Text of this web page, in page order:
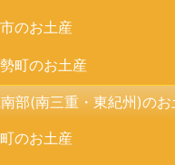
のお土産
町のお土産
部(南三重・東紀州)のお
のお土産